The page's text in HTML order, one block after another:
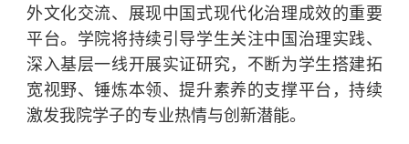
外文化交流、展现中国式现代化治理成效的重要
平台。学院将持续引导学生关注中国治理实践、
深入基层一线开展实证研究，不断为学生搭建拓
宽视野、锤炼本领、提升素养的支撑平台，持续
激发我院学子的专业热情与创新潜能。